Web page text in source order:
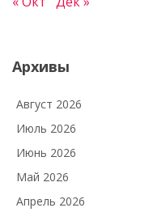
Архивы
Август 2026
Июль 2026
Июнь 2026
Май 2026
Апрель 2026